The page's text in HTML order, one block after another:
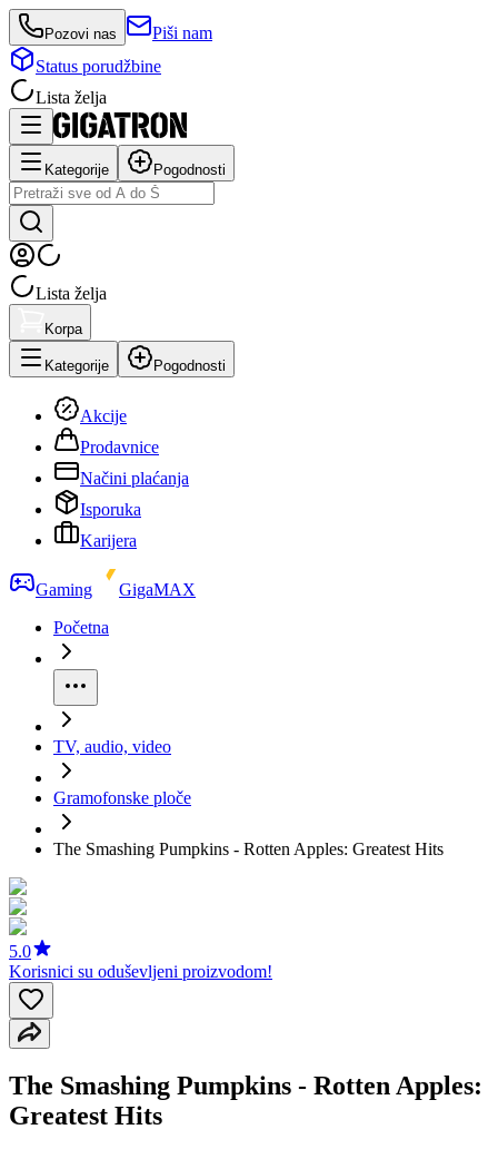
Pozovi nas
Piši nam
Status porudžbine
Lista želja
Kategorije Pogodnosti
Lista želja
Korpa
Kategorije Pogodnosti
Akcije
Prodavnice
Načini plaćanja
Isporuka
Karijera
Gaming
GigaMAX
Početna
TV, audio, video
Gramofonske ploče
The Smashing Pumpkins - Rotten Apples: Greatest Hits
5.0
Korisnici su oduševljeni proizvodom!
The Smashing Pumpkins - Rotten Apples:
Greatest Hits